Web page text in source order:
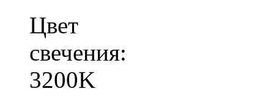
Цвет
свечения:
3200K